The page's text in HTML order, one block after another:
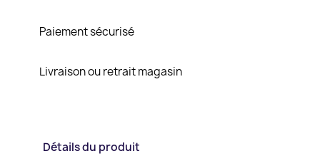
Paiement sécurisé
Livraison ou retrait magasin
Détails du produit